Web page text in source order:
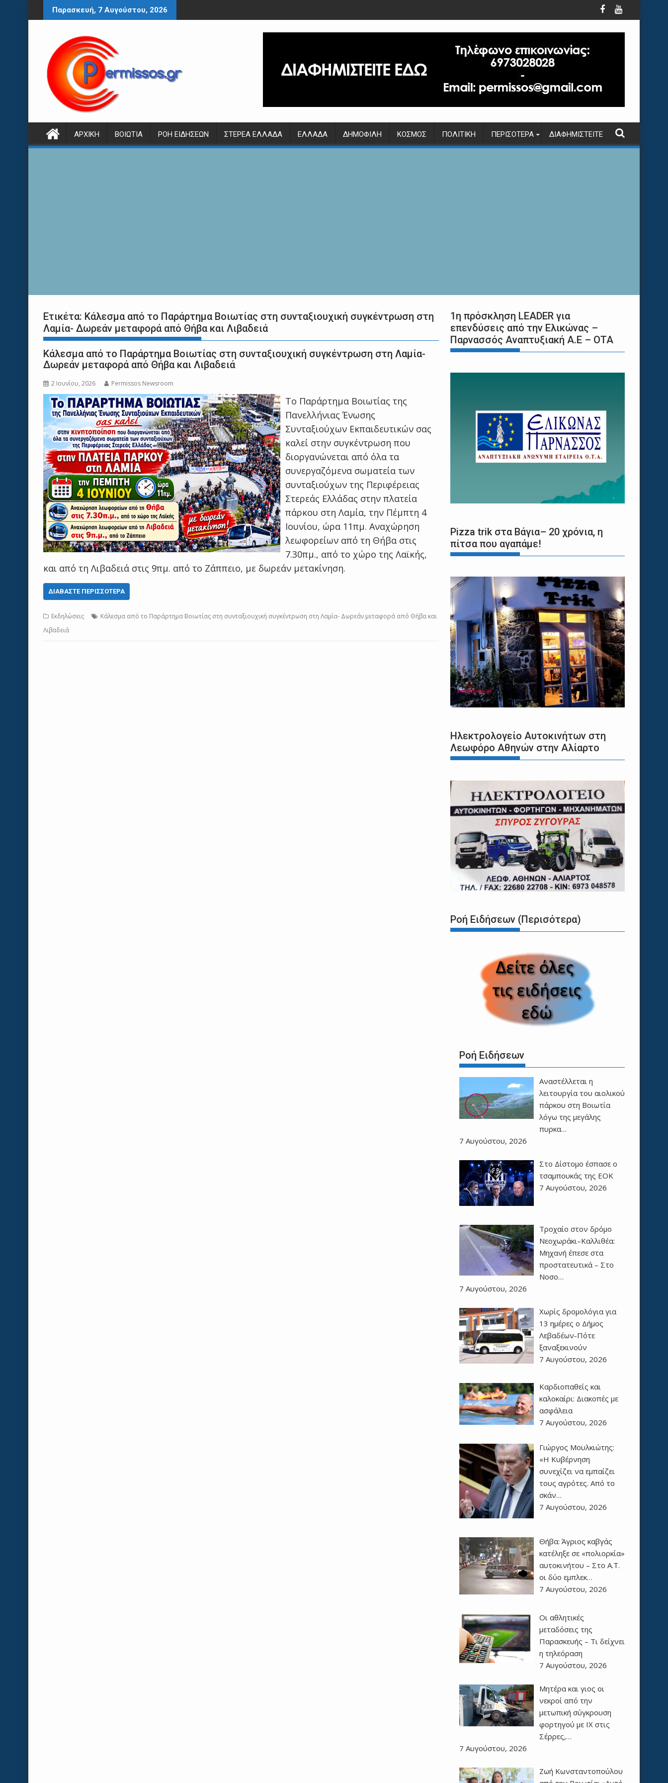
Περάστε
στο
Παρασκευή, 7 Αυγούστου, 2026
ΑΡΧΙΚΉ ΒΟΙΩΤΊΑ ΡΟΉ ΕΙΔΉΣΕΩΝ ΣΤΕΡΕΆ ΕΛΛΆΔΑ ΕΛΛΆΔΑ ΔΗΜΟΦΙΛΉ ΚΌΣΜΟΣ ΠΟΛΙΤΙΚΉ ΠΕΡΙΣΌΤΕΡΑ ΔΙΑΦΗΜΙΣΤΕΊΤΕ
Ετικέτα: Κάλεσμα από το Παράρτημα Βοιωτίας στη συνταξιουχική συγκέντρωση στη
Λαμία- Δωρεάν μεταφορά από Θήβα και Λιβαδειά
Κάλεσμα από το Παράρτημα Βοιωτίας στη συνταξιουχική συγκέντρωση στη Λαμία-
Δωρεάν μεταφορά από Θήβα και Λιβαδειά
2 Ιουνίου, 2026 Permissos Newsroom
Το Παράρτημα Βοιωτίας της
Πανελλήνιας Ένωσης
Συνταξιούχων Εκπαιδευτικών σας
καλεί στην συγκέντρωση που
διοργανώνεται από όλα τα
συνεργαζόμενα σωματεία των
συνταξιούχων της Περιφέρειας
Στερεάς Ελλάδας στην πλατεία
πάρκου στη Λαμία, την Πέμπτη 4
Ιουνίου, ώρα 11πμ. Αναχώρηση
λεωφορείων από τη Θήβα στις
7.30πμ., από το χώρο της Λαϊκής,
και από τη Λιβαδειά στις 9πμ. από το Ζάππειο, με δωρεάν μετακίνηση.
ΔΙΑΒΆΣΤΕ ΠΕΡΙΣΣΌΤΕΡΑ
Εκδηλώσεις
Κάλεσμα από το Παράρτημα Βοιωτίας στη συνταξιουχική συγκέντρωση στη Λαμία- Δωρεάν μεταφορά από Θήβα και
Λιβαδειά
1η πρόσκληση LEADER για
επενδύσεις από την Ελικώνας –
Παρνασσός Αναπτυξιακή Α.Ε – ΟΤΑ
Pizza trik στα Βάγια– 20 χρόνια, η
πίτσα που αγαπάμε!
Ηλεκτρολογείο Αυτοκινήτων στη
Λεωφόρο Αθηνών στην Αλίαρτο
Ροή Ειδήσεων (Περισότερα)
Ροή Ειδήσεων
Αναστέλλεται η
λειτουργία του αιολικού
πάρκου στη Βοιωτία
λόγω της μεγάλης
πυρκα…
7 Αυγούστου, 2026
Στο Δίστομο έσπασε ο
τσαμπουκάς της ΕΟΚ
7 Αυγούστου, 2026
Τροχαίο στον δρόμο
Νεοχωράκι–Καλλιθέα:
Μηχανή έπεσε στα
προστατευτικά – Στο
Νοσο…
7 Αυγούστου, 2026
Χωρίς δρομολόγια για
13 ημέρες ο Δήμος
Λεβαδέων-Πότε
ξαναξεκινούν
7 Αυγούστου, 2026
Καρδιοπαθείς και
καλοκαίρι: Διακοπές με
ασφάλεια
7 Αυγούστου, 2026
Γιώργος Μουλκιώτης:
«Η Κυβέρνηση
συνεχίζει να εμπαίζει
τους αγρότες. Από το
σκάν…
7 Αυγούστου, 2026
Θήβα: Άγριος καβγάς
κατέληξε σε «πολιορκία»
αυτοκινήτου – Στο Α.Τ.
οι δύο εμπλεκ…
7 Αυγούστου, 2026
Οι αθλητικές
μεταδόσεις της
Παρασκευής – Τι δείχνει
η τηλεόραση
7 Αυγούστου, 2026
Μητέρα και γιος οι
νεκροί από την
μετωπική σύγκρουση
φορτηγού με ΙΧ στις
Σέρρες,…
7 Αυγούστου, 2026
Ζωή Κωνσταντοπούλου